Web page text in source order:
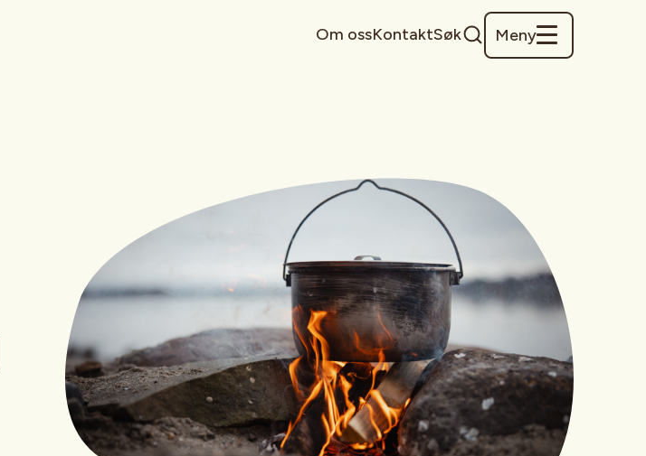
Om ossKontaktSøk Meny